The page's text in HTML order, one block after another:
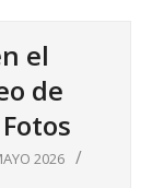
el
de
2026